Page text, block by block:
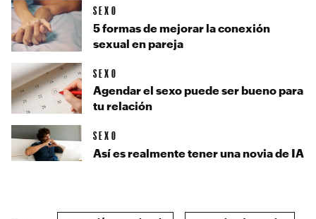
SEXO
5 formas de mejorar la conexión
sexual en pareja
SEXO
Agendar el sexo puede ser bueno para
tu relación
SEXO
Así es realmente tener una novia de IA